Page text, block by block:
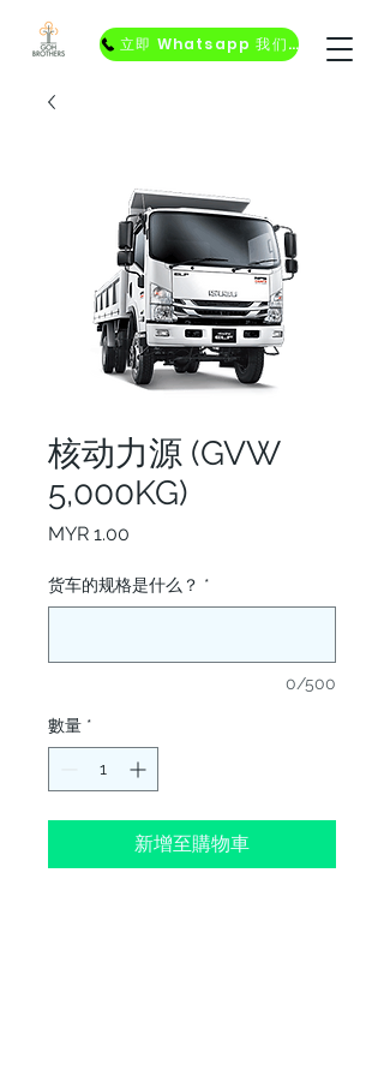
立即 Whatsapp 我们！
核动力源 (GVW
5,000KG)
MYR 1.00
货车的规格是什么？ *
0/500
數量 *
新增至購物車